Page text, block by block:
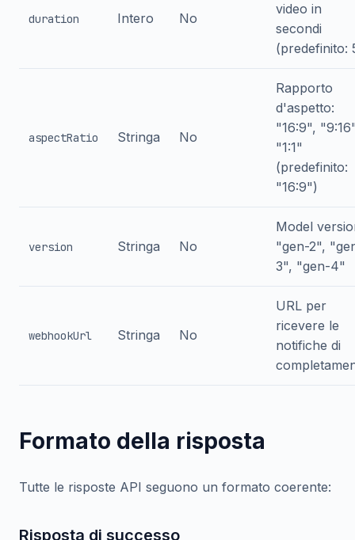
duration Intero No
video in
secondi
(predefinito:
aspectRatio Stringa No
Rapporto
d'aspetto:
"16:9",
"1:1"
(predefinito:
"16:9")
version Stringa No
Model
"gen-2",
3", "gen-4"
webhookUrl Stringa No
URL per
ricevere le
notifiche di
Formato della risposta
Tutte le risposte API seguono un formato coerente:
Risposta di successo